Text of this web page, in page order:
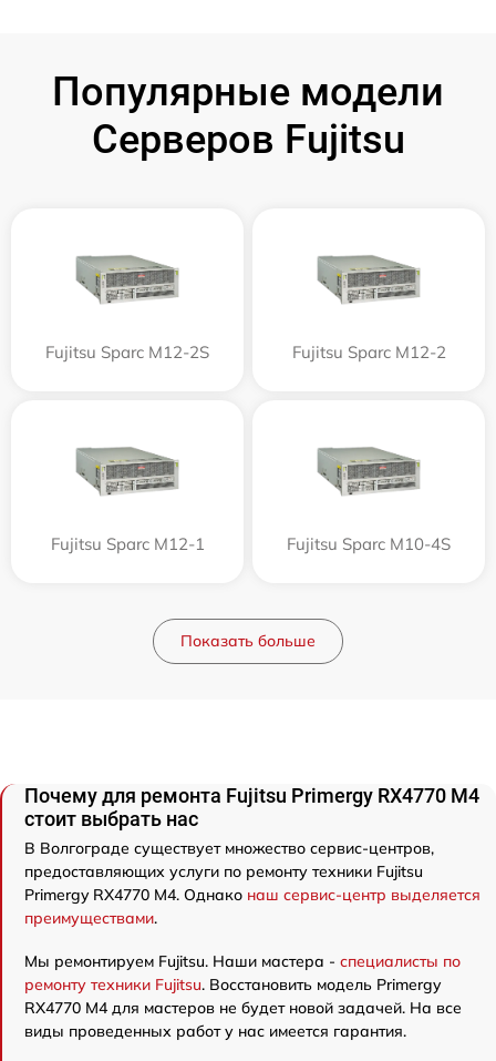
Популярные модели
Серверов Fujitsu
Fujitsu Sparc M12-2S Fujitsu Sparc M12-2
Fujitsu Sparc M12-1 Fujitsu Sparc M10-4S
Показать больше
Почему для ремонта Fujitsu Primergy RX4770 M4
стоит выбрать нас
В Волгограде существует множество сервис-центров,
предоставляющих услуги по ремонту техники Fujitsu
Primergy RX4770 M4. Однако наш сервис-центр выделяется
преимуществами.
Мы ремонтируем Fujitsu. Наши мастера - специалисты по
ремонту техники Fujitsu. Восстановить модель Primergy
RX4770 M4 для мастеров не будет новой задачей. На все
виды проведенных работ у нас имеется гарантия.